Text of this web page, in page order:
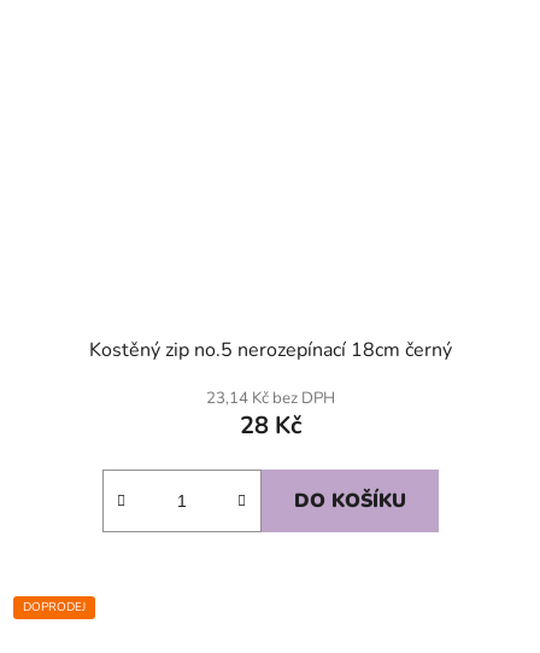
Kostěný zip no.5 nerozepínací 18cm černý
23,14 Kč bez DPH
28 Kč
DO KOŠÍKU
DOPRODEJ